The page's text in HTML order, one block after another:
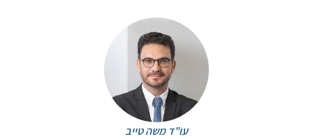
עו"ד משה טייב